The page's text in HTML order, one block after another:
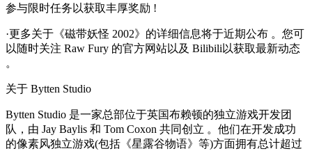
参与限时任务以获取丰厚奖励 !
·更多关于《磁带妖怪 2002》的详细信息将于近期公布 。您可
以随时关注 Raw Fury 的官方网站以及 Bilibili以获取最新动态
。
关于 Bytten Studio
Bytten Studio 是一家总部位于英国布赖顿的独立游戏开发团
队，由 Jay Baylis 和 Tom Coxon 共同创立 。他们在开发成功
的像素风独立游戏(包括《星露谷物语》等)方面拥有总计超过